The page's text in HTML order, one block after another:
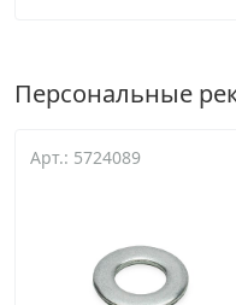
Персональные
Арт.: 5724089